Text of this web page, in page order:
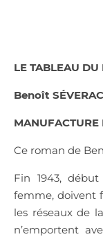
LE TABLEAU
Benoît SÉVERAC
Ce roman de
Fin 1943,
femme, doivent
les réseaux de
n’emportent